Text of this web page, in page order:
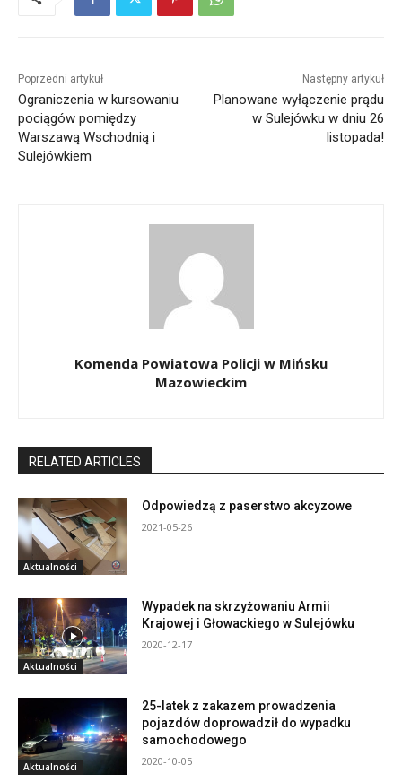
Poprzedni artykuł
Ograniczenia w kursowaniu
pociągów pomiędzy
Warszawą Wschodnią i
Sulejówkiem
Następny artykuł
Planowane wyłączenie prądu
w Sulejówku w dniu 26
listopada!
Komenda Powiatowa Policji w Mińsku
Mazowieckim
RELATED ARTICLES
Aktualności
Odpowiedzą z paserstwo akcyzowe
2021-05-26
Aktualności
Wypadek na skrzyżowaniu Armii
Krajowej i Głowackiego w Sulejówku
2020-12-17
Aktualności
25-latek z zakazem prowadzenia
pojazdów doprowadził do wypadku
samochodowego
2020-10-05